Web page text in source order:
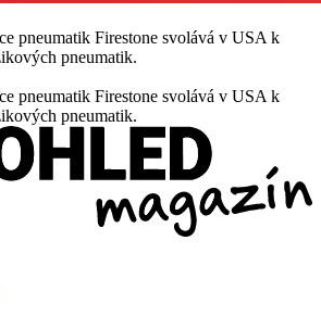
pneumatik Firestone svolává v USA k
pneumatik.
pneumatik Firestone svolává v USA k
pneumatik.